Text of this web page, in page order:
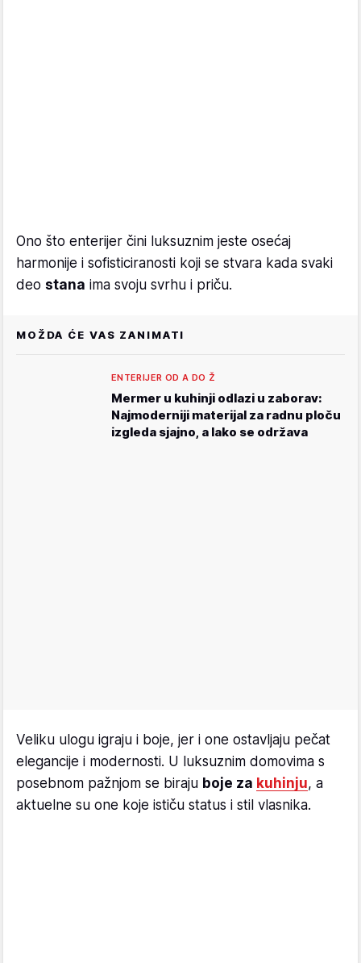
Ono što enterijer čini luksuznim jeste osećaj
harmonije i sofisticiranosti koji se stvara kada svaki
deo stana ima svoju svrhu i priču.
MOŽDA ĆE VAS ZANIMATI
ENTERIJER OD A DO Ž
Mermer u kuhinji odlazi u zaborav:
Najmoderniji materijal za radnu ploču
izgleda sjajno, a lako se održava
Veliku ulogu igraju i boje, jer i one ostavljaju pečat
elegancije i modernosti. U luksuznim domovima s
posebnom pažnjom se biraju boje za kuhinju, a
aktuelne su one koje ističu status i stil vlasnika.